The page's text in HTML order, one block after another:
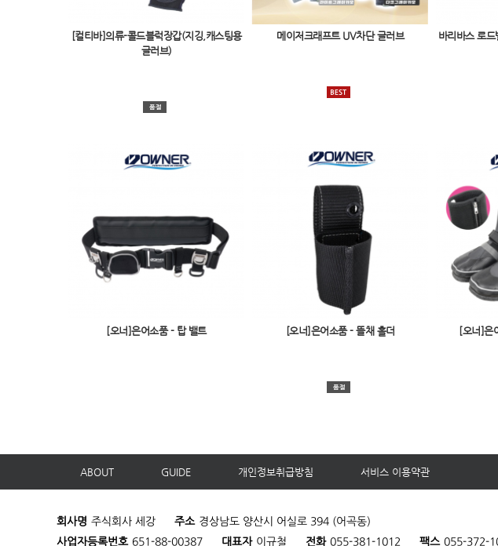
[컬티바]의류-콜드블럭장갑(지깅,캐스팅용
글러브)
메이저크래프트 UV차단 글러브
바리바스 로
[오너]은어소품 - 탑 밸트 [오너]은어소품 - 뜰채 홀더 [오너]은
ABOUT GUIDE 개인정보취급방침 서비스 이용약관
회사명 주식회사 세강 주소 경상남도 양산시 어실로 394 (어곡동)
사업자등록번호 651-88-00387 대표자 이규철 전화 055-381-1012 팩스 055-372-